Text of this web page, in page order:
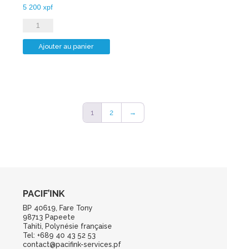
5 200 xpf
quantité
de
CA_CL-
Ajouter au panier
1 2 →
PACIF’INK
BP 40619, Fare Tony
98713 Papeete
Tahiti, Polynésie française
Tel: +689 40 43 52 53
contact@pacifink-services.pf